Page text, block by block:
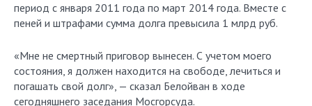
период с января 2011 года по март 2014 года. Вместе с
пеней и штрафами сумма долга превысила 1 млрд руб.
«Мне не смертный приговор вынесен. С учетом моего
состояния, я должен находится на свободе, лечиться и
погашать свой долг», — сказал Белойван в ходе
сегодняшнего заседания Мосгорсуда.